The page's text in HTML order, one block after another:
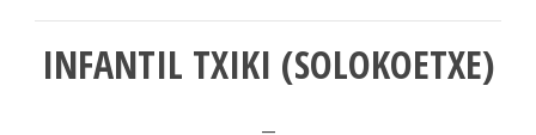
INFANTIL TXIKI (SOLOKOETXE)